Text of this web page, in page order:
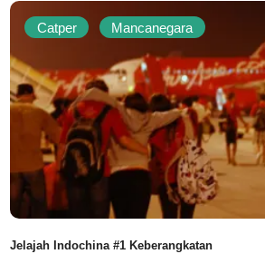
Catper Mancanegara
Jelajah Indochina #1 Keberangkatan